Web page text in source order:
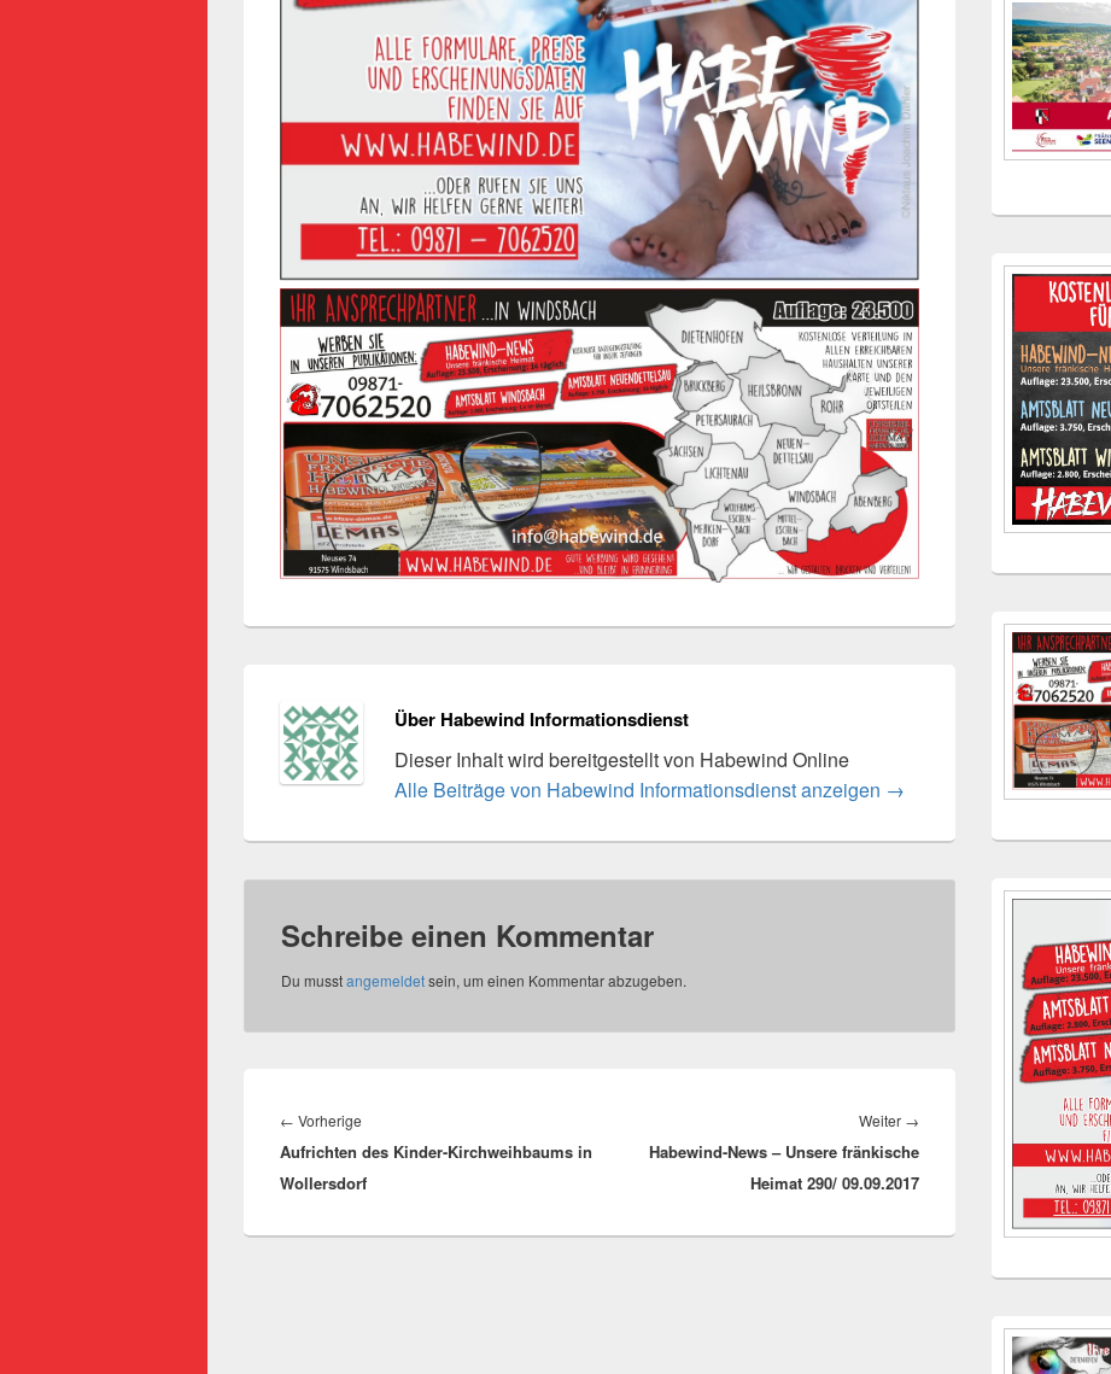
Über Habewind Informationsdienst
Dieser Inhalt wird bereitgestellt von Habewind Online
Alle Beiträge von Habewind Informationsdienst anzeigen →
Schreibe einen Kommentar
Du musstangemeldetsein, um einen Kommentar abzugeben.
← Vorherige
Beitrag:
Aufrichten des Kinder-Kirchweihbaums in
Wollersdorf
Weiter →
Beitrag:
Habewind-News – Unsere fränkische
Heimat 290/ 09.09.2017